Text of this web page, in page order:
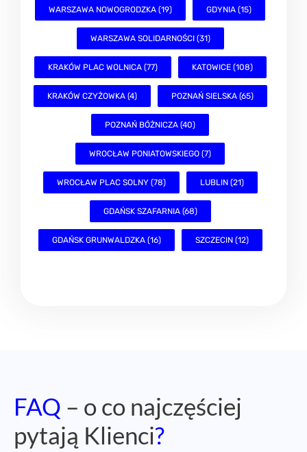
WARSZAWA NOWOGRODZKA (19) GDYNIA (15)
WARSZAWA SOLIDARNOŚCI (31)
KRAKÓW PLAC WOLNICA (77) KATOWICE (108)
KRAKÓW CZYŻOWKA (4) POZNAŃ SIELSKA (65)
POZNAŃ BÓŻNICZA (40)
WROCŁAW PONIATOWSKIEGO (7)
WROCŁAW PLAC SOLNY (78) LUBLIN (21)
GDAŃSK SZAFARNIA (68)
GDAŃSK GRUNWALDZKA (16) SZCZECIN (12)
FAQ – o co najczęściej
pytają Klienci?